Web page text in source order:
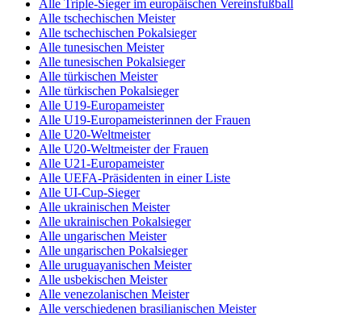
Alle Triple-Sieger im europäischen Vereinsfußball
Alle tschechischen Meister
Alle tschechischen Pokalsieger
Alle tunesischen Meister
Alle tunesischen Pokalsieger
Alle türkischen Meister
Alle türkischen Pokalsieger
Alle U19-Europameister
Alle U19-Europameisterinnen der Frauen
Alle U20-Weltmeister
Alle U20-Weltmeister der Frauen
Alle U21-Europameister
Alle UEFA-Präsidenten in einer Liste
Alle UI-Cup-Sieger
Alle ukrainischen Meister
Alle ukrainischen Pokalsieger
Alle ungarischen Meister
Alle ungarischen Pokalsieger
Alle uruguayanischen Meister
Alle usbekischen Meister
Alle venezolanischen Meister
Alle verschiedenen brasilianischen Meister